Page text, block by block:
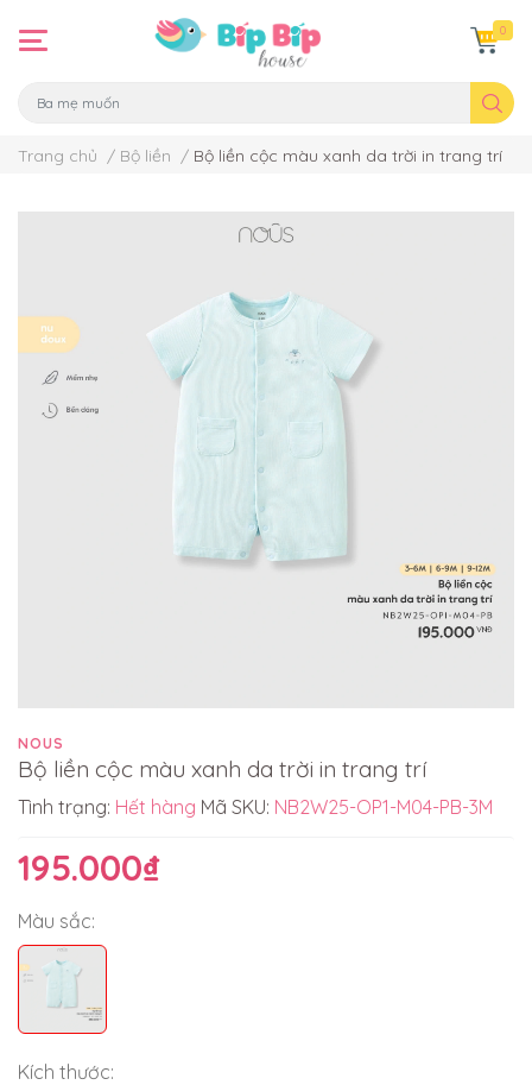
0
Trang chủ / Bộ liền / Bộ liền cộc màu xanh da trời in trang trí
NOUS
Bộ liền cộc màu xanh da trời in trang trí
Tình trạng: Hết hàng Mã SKU: NB2W25-OP1-M04-PB-3M
195.000₫
Màu sắc:
Kích thước: